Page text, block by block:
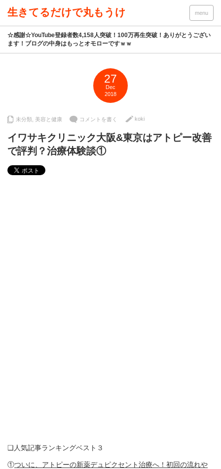
生きてるだけで丸もうけ menu
☆感謝☆YouTube登録者数4,158人突破！100万再生突破！ありがとうござい
ます！ブログの中身はもっとオモローですｗｗ
27
Dec
2018
未分類 美容と健康 コメントを書く koki
イワサキクリニック大阪&東京はアトピー改善
で評判？治療体験談①
❑人気記事ランキングベスト３
①ついに、アトピーの新薬デュピクセント治療へ！初回の流れや